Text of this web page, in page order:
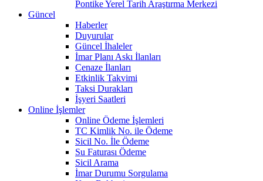
Pontike Yerel Tarih Araştırma Merkezi
Güncel
Haberler
Duyurular
Güncel İhaleler
İmar Planı Askı İlanları
Cenaze İlanları
Etkinlik Takvimi
Taksi Durakları
İşyeri Saatleri
Online İşlemler
Online Ödeme İşlemleri
TC Kimlik No. ile Ödeme
Sicil No. İle Ödeme
Su Faturası Ödeme
Sicil Arama
İmar Durumu Sorgulama